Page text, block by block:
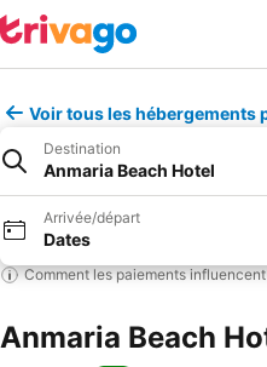
Voir tous les hébergements
Destination
Anmaria Beach Hotel
Arrivée/départ
Dates
Comment les paiements
Anmaria Beach